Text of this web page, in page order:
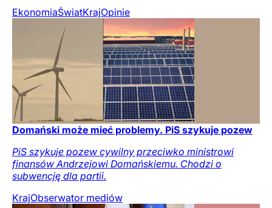
EkonomiaŚwiatKrajOpinie
Domański może mieć problemy. PiS szykuje pozew
PiS szykuje pozew cywilny przeciwko ministrowi
finansów Andrzejowi Domańskiemu. Chodzi o
subwencję dla partii.
KrajObserwator mediów